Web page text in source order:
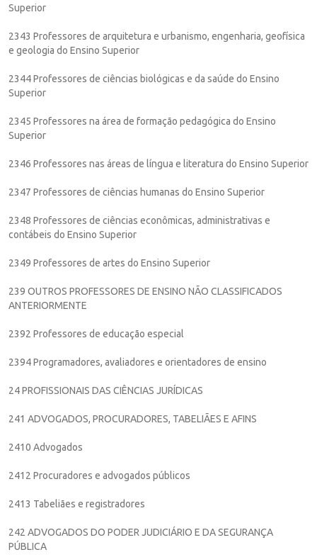
Superior
2343 Professores de arquitetura e urbanismo, engenharia, geofísica
e geologia do Ensino Superior
2344 Professores de ciências biológicas e da saúde do Ensino
Superior
2345 Professores na área de formação pedagógica do Ensino
Superior
2346 Professores nas áreas de língua e literatura do Ensino Superior
2347 Professores de ciências humanas do Ensino Superior
2348 Professores de ciências econômicas, administrativas e
contábeis do Ensino Superior
2349 Professores de artes do Ensino Superior
239 OUTROS PROFESSORES DE ENSINO NÃO CLASSIFICADOS
ANTERIORMENTE
2392 Professores de educação especial
2394 Programadores, avaliadores e orientadores de ensino
24 PROFISSIONAIS DAS CIÊNCIAS JURÍDICAS
241 ADVOGADOS, PROCURADORES, TABELIÃES E AFINS
2410 Advogados
2412 Procuradores e advogados públicos
2413 Tabeliães e registradores
242 ADVOGADOS DO PODER JUDICIÁRIO E DA SEGURANÇA
PÚBLICA